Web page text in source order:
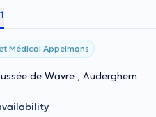
Médical Appelmans
de Wavre , Auderghem